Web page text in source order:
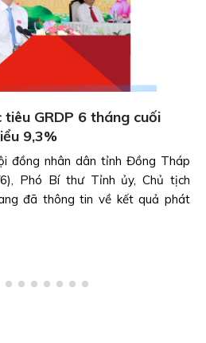
GRDP 6 tháng cuối
9,3%
đồng nhân dân tỉnh Đồng Tháp
Phó Bí thư Tỉnh ủy, Chủ tịch
đã thông tin về kết quả phát